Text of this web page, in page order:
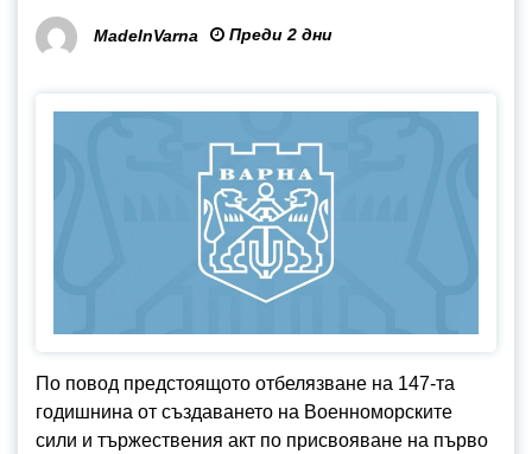
MadeInVarna Преди 2 дни
По повод предстоящото отбелязване на 147-та
годишнина от създаването на Военноморските
сили и тържествения акт по присвояване на първо